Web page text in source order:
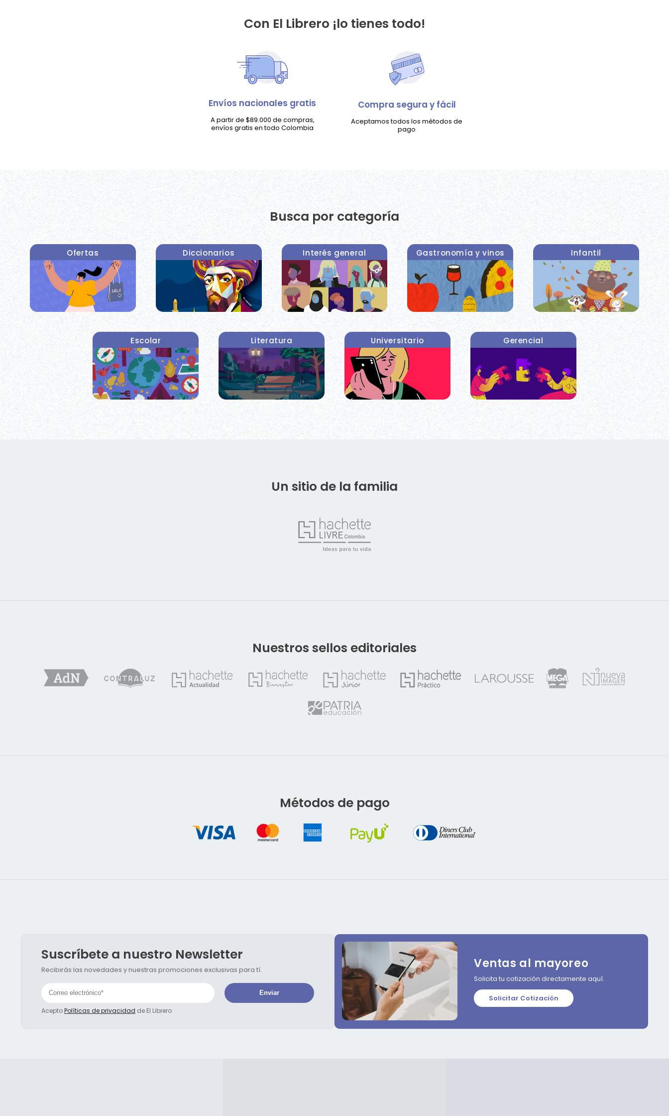
Con El Librero ¡lo tienes todo!
Envíos nacionales gratis
A partir de $89.000 de compras,
envíos gratis en todo Colombia
Compra segura y fácil
Aceptamos todos los métodos de
pago
Busca por categoría
Ofertas Diccionarios Interés general Gastronomía y vinos Infantil
Escolar Literatura Universitario Gerencial
Un sitio de la familia
Nuestros sellos editoriales
Métodos de pago
Suscríbete a nuestro Newsletter
Recibirás las novedades y nuestras promociones exclusivas para tí.
AceptoPolíticas de privacidad de El Librero
Ventas al mayoreo
Solicita tu cotización directamente aquí.
Solicitar Cotización